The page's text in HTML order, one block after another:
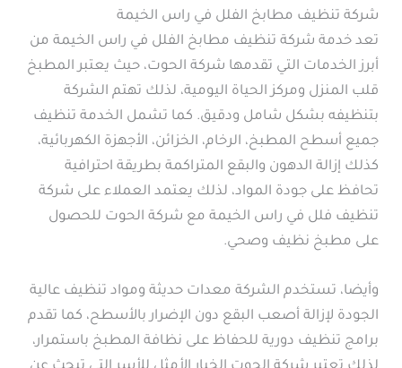
شركة تنظيف مطابخ الفلل في راس الخيمة
تعد خدمة شركة تنظيف مطابخ الفلل في راس الخيمة من
أبرز الخدمات التي تقدمها شركة الحوت، حيث يعتبر المطبخ
قلب المنزل ومركز الحياة اليومية، لذلك تهتم الشركة
بتنظيفه بشكل شامل ودقيق. كما تشمل الخدمة تنظيف
جميع أسطح المطبخ، الرخام، الخزائن، الأجهزة الكهربائية،
كذلك إزالة الدهون والبقع المتراكمة بطريقة احترافية
تحافظ على جودة المواد، لذلك يعتمد العملاء على شركة
تنظيف فلل في راس الخيمة مع شركة الحوت للحصول
على مطبخ نظيف وصحي.
وأيضا، تستخدم الشركة معدات حديثة ومواد تنظيف عالية
الجودة لإزالة أصعب البقع دون الإضرار بالأسطح، كما تقدم
برامج تنظيف دورية للحفاظ على نظافة المطبخ باستمرار،